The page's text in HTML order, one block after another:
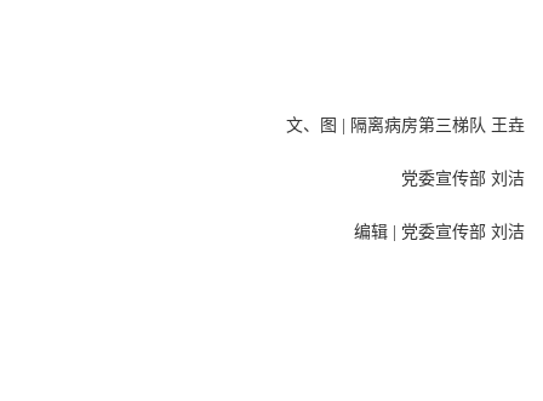
文、图 | 隔离病房第三梯队 王垚
党委宣传部 刘洁
编辑 | 党委宣传部 刘洁